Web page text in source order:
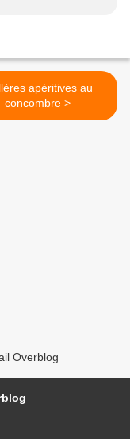
apéritives au
concombre >
Overblog